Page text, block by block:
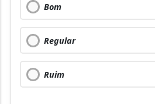
Bom
Regular
Ruim